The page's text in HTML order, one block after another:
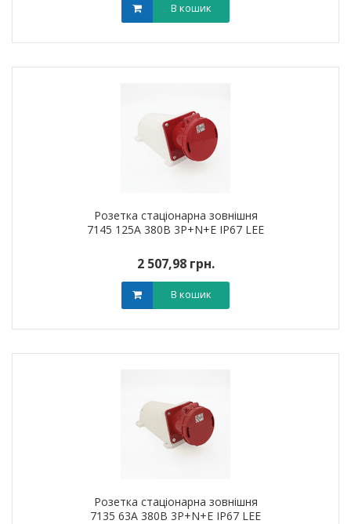
В кошик
Розетка стаціонарна зовнішня
7145 125А 380В 3Р+N+Е IP67 LEE
2 507,98 грн.
В кошик
Розетка стаціонарна зовнішня
7135 63А 380В 3Р+N+Е IP67 LEE